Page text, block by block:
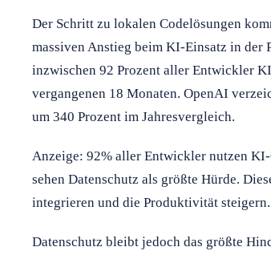
Der Schritt zu lokalen Codelösungen
massiven Anstieg beim KI-Einsatz in der
inzwischen 92 Prozent aller Entwickler
vergangenen 18 Monaten. OpenAI
um 340 Prozent im Jahresvergleich.
Anzeige: 92% aller Entwickler nutzen
sehen Datenschutz als größte Hürde.
integrieren und die Produktivität steigern.
Datenschutz bleibt jedoch das größte